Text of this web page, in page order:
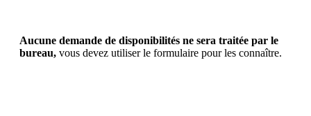
Aucune demande de disponibilités ne sera traitée par le
bureau, vous devez utiliser le formulaire pour les connaître.